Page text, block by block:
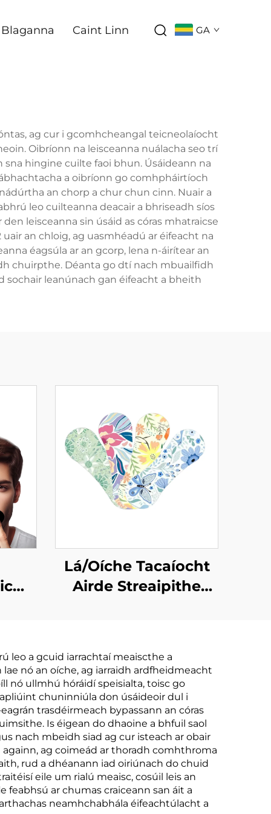
Blaganna Caint Linn GA
ag cur i gcomhcheangal teicneolaíocht
Oibríonn na leisceanna nuálacha seo trí
hingine cuilte faoi bhun. Úsáideann na
a oibríonn go comhpháirtíoch
an chorp a chur chun cinn. Nuair a
leo cuilteanna deacair a bhriseadh síos
leisceanna sin úsáid as córas mhatraicse
an chloig, ag uasmhéadú ar éifeacht na
éagsúla ar an gcorp, lena n-áirítear an
chuirpthe. Déanta go dtí nach mbuailfidh
sochair leanúnach gan éifeacht a bheith
Lá/Oíche Tacaíocht
Airde Streaipithe
Streaipithe
Fosgladhacha Airde
don Codladh & Spórt
Idirbhriatharach
agus Cosaint
Chnuasach
leo a gcuid iarrachtaí meaiscthe a
nó an oíche, ag iarraidh ardfheidmeacht
nó ullmhú hóráidí speisialta, toisc go
chuninniúla don úsáideoir dul i
trasdéirmeach bypassann an córas
Is éigean do dhaoine a bhfuil saol
nach mbeidh siad ag cur isteach ar obair
ag coimeád ar thoradh comhthroma
rud a dhéanann iad oiriúnach do chuid
eile um rialú meaisc, cosúil leis an
feabhsú ar chumas craiceann san áit a
neamhchabhála éifeachtúlacht a